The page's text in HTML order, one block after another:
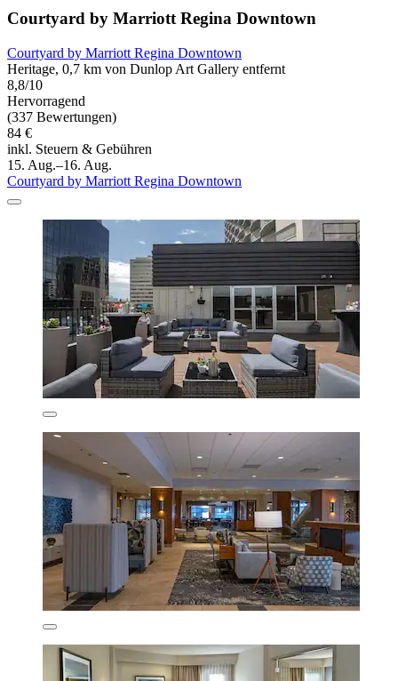
Courtyard by Marriott Regina Downtown
Courtyard by Marriott Regina Downtown
Heritage, 0,7 km von Dunlop Art Gallery entfernt
8,8/10
Hervorragend
(337 Bewertungen)
84 €
inkl. Steuern & Gebühren
15. Aug.–16. Aug.
Courtyard by Marriott Regina Downtown